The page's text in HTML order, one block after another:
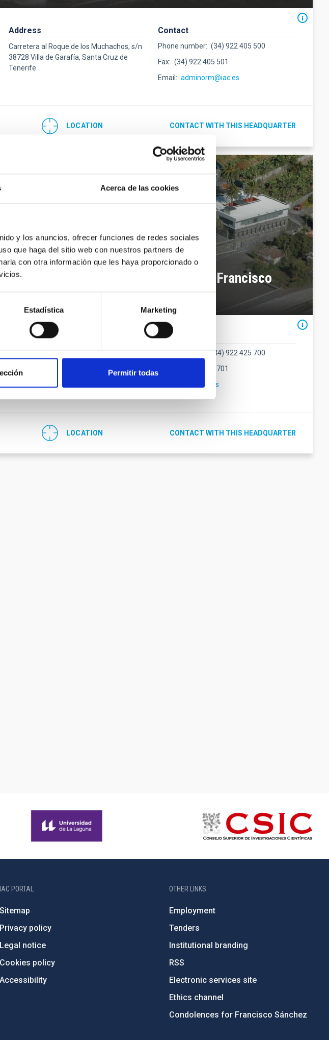
Acerca de las cookies
y los anuncios, ofrecer funciones de redes sociales
que haga del sitio web con nuestros partners de
con otra información que les haya proporcionado o
Estadística Marketing
Permitir todas
Address
Carretera al Roque de los Muchachos, s/n
38728 Villa de Garafía, Santa Cruz de
Tenerife
Contact
Phone number
(34) 922 405 500
Fax
(34) 922 405 501
Email
adminorm@iac.es
LOCATION CONTACT WITH THIS HEADQUARTER
Center for Astrophysics at La Palma Francisco
Address
E-38712 - Breña Baja - La Palma
España
Contact
Phone number
(34) 922 425 700
(34) 922 425 701
calp@iac.es
LOCATION CONTACT WITH THIS HEADQUARTER
IAC PORTAL
Sitemap
Privacy policy
Legal notice
Cookies policy
Accessibility
OTHER LINKS
Employment
Tenders
Institutional branding
RSS
Electronic services site
Ethics channel
Condolences for Francisco Sánchez